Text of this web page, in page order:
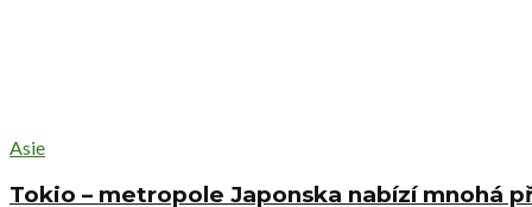
Asie
Tokio – metropole Japonska nabízí mnohá